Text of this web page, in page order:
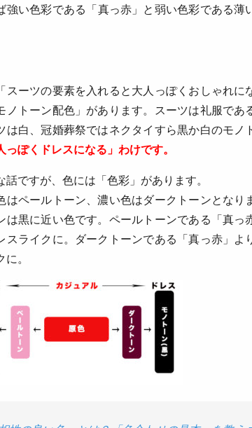
強い色彩である 「真っ赤」 と弱い色彩である薄
スーツの要素を入れると大人っぽくおしゃれ
ノトーン配色」があります。スーツは礼服で
は白、冠婚葬祭ではネクタイすら黒か白のモノ
っぽくドレスになる」わけです。
話ですが、色には「色彩」があります。
はペールトーン、濃い色はダークトーンとな
は黒に近い色です。ペールトーンである「真
スライクに。ダークトーンである「真っ赤」
。